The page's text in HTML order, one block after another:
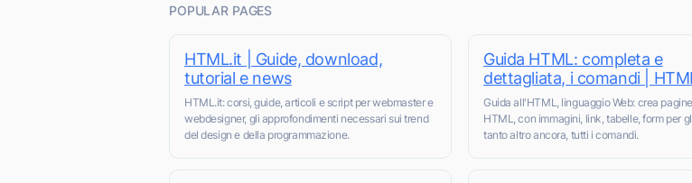
POPULAR PAGES
HTML.it | Guide, download,
tutorial e news
HTML.it: corsi, guide, articoli e script per webmaster e
webdesigner, gli approfondimenti necessari sui trend
del design e della programmazione.
Guida HTML: completa e
dettagliata, i comandi |
Guida all'HTML, linguaggio Web: crea
HTML, con immagini, link, tabelle, form per
tanto altro ancora, tutti i comandi.